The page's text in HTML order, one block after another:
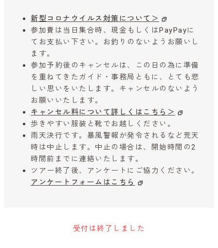
新型コロナウイルス対策について＞
参加費は当日集合時、現金もしくはPayPayに
てお支払い下さい。お釣りのないようお願いし
ます。
参加予約後のキャンセルは、この日の為に準備
を重ねてきたガイド・事務局ともに、とても悲
しい思いをいたします。キャンセルのないよう
お願いいたします。
キャンセル料について詳しくはこちら＞
歩きやすい服装と靴でお越しください。
雨天決行です。暴風警報が発令されるなど荒天
時は中止します。中止の場合は、開始時間の2
時間前までに連絡いたします。
ツアー終了後、アンケートにご協力ください。
アンケートフォームはこちら
受付は終了しました